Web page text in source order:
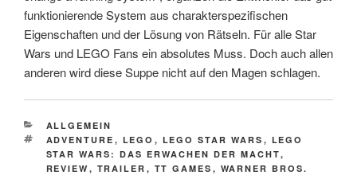
funktionierende System aus charakterspezifischen
Eigenschaften und der Lösung von Rätseln. Für alle Star
Wars und LEGO Fans ein absolutes Muss. Doch auch allen
anderen wird diese Suppe nicht auf den Magen schlagen.
CATEGORIES
ALLGEMEIN
TAGS
ADVENTURE , LEGO , LEGO STAR WARS , LEGO
STAR WARS: DAS ERWACHEN DER MACHT,
REVIEW , TRAILER , TT GAMES , WARNER BROS.